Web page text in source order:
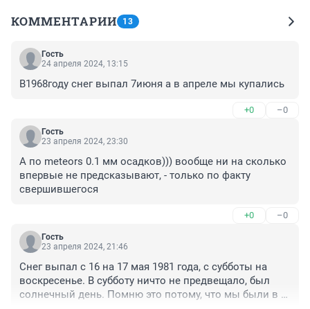
КОММЕНТАРИИ 13
Гость
24 апреля 2024, 13:15
В1968году снег выпал 7июня а в апреле мы купались
+0 –0
Гость
23 апреля 2024, 23:30
А по meteors 0.1 мм осадков))) вообще ни на сколько
впервые не предсказывают, - только по факту
свершившегося
+0 –0
Гость
23 апреля 2024, 21:46
Снег выпал с 16 на 17 мая 1981 года, с субботы на
воскресенье. В субботу ничто не предвещало, был
солнечный день. Помню это потому, что мы были в